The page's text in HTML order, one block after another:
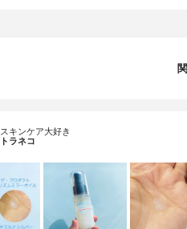
スキンケア大好き
トラネコ